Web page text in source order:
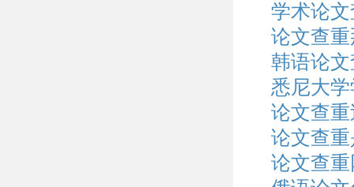
学术论
论文查
韩语论
悉尼大
论文查
论文查
论文查